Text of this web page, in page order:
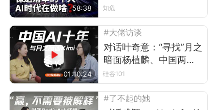
58:38 知危
01:10:24
#大佬访谈
对话叶奇意：“寻找”月之
暗面杨植麟、中国两代
AI、十年人才迁徙，与
AGI信仰
硅谷101
#了不起的她